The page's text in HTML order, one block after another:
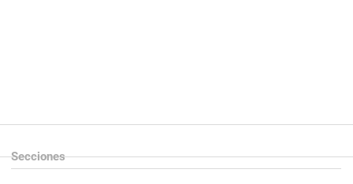
Secciones